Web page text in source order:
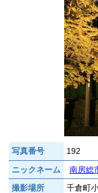
写真番号
192
ニックネーム
南房総
撮影場所
千倉町